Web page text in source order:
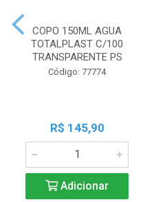
COPO 150ML AGUA
TOTALPLAST C/100
TRANSPARENTE PS
Código: 77774
R$ 145,90
Adicionar